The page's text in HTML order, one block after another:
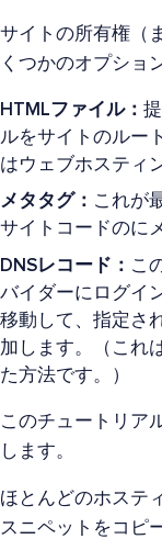
サイトの所有権（
くつかのオプショ
HTMLファイル：
ルをサイトのルー
はウェブホスティ
メタタグ： これが
サイトコードのに
DNSレコード： こ
バイダーにログイ
移動して、指定さ
加します。（これ
た方法です。）
このチュートリア
します。
ほとんどのホステ
スニペットをコピ